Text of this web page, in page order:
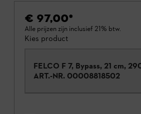
€ 97,00*
Alle prijzen zijn inclusief 21% btw.
Kies product
FELCO F 7, Bypass, 21 cm,
ART.-NR. 00008818502